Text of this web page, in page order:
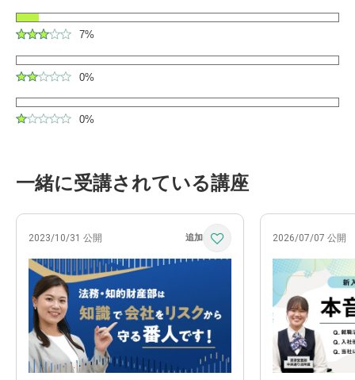
7%
0%
0%
一緒に受講されている講座
2023/10/31 公開 2026/07/07 公開